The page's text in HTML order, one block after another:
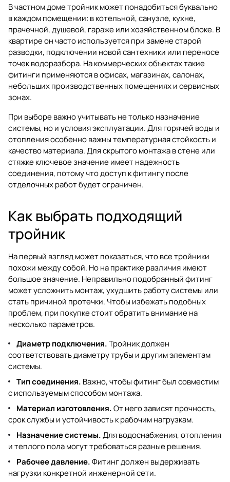
В частном доме тройник может понадобиться буквально
в каждом помещении: в котельной, санузле, кухне,
прачечной, душевой, гараже или хозяйственном блоке. В
квартире он часто используется при замене старой
разводки, подключении новой сантехники или переносе
точек водоразбора. На коммерческих объектах такие
фитинги применяются в офисах, магазинах, салонах,
небольших производственных помещениях и сервисных
зонах.
При выборе важно учитывать не только назначение
системы, но и условия эксплуатации. Для горячей воды и
отопления особенно важны температурная стойкость и
качество материала. Для скрытого монтажа в стене или
стяжке ключевое значение имеет надежность
соединения, потому что доступ к фитингу после
отделочных работ будет ограничен.
Как выбрать подходящий
тройник
На первый взгляд может показаться, что все тройники
похожи между собой. Но на практике различия имеют
большое значение. Неправильно подобранный фитинг
может усложнить монтаж, ухудшить работу системы или
стать причиной протечки. Чтобы избежать подобных
проблем, при покупке стоит обратить внимание на
несколько параметров.
Диаметр подключения.Тройник должен
соответствовать диаметру трубы и другим элементам
системы.
Тип соединения. Важно, чтобы фитинг был совместим
с используемым способом монтажа.
Материал изготовления.От него зависят прочность,
срок службы и устойчивость к рабочим нагрузкам.
Назначение системы.Для водоснабжения, отопления
и теплого пола могут требоваться разные решения.
Рабочее давление.Фитинг должен выдерживать
нагрузки конкретной инженерной сети.